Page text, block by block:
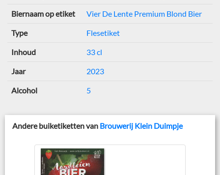
Biernaam op etiket Vier De Lente Premium Blond Bier
Type Flesetiket
Inhoud 33 cl
Jaar 2023
Alcohol 5
Andere buiketiketten van Brouwerij Klein Duimpje